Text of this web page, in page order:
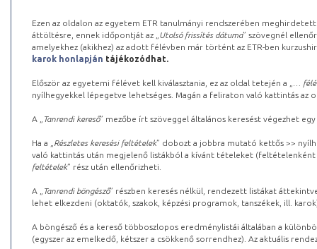
Ezen az oldalon az egyetem ETR tanulmányi rendszerében
áttöltésre, ennek időpontját az „ Utolsó frissítés dátuma” szövegnél
amelyekhez (akikhez) az adott félévben már történt az ETR-ben
karok honlapján tájékozódhat.
Először az egyetemi félévet kell kiválasztania, ez az oldal tetején a „
…
nyílhegyekkel lépegetve lehetséges. Magán a feliraton való kattintás az
A „ Tanrendi kereső” mezőbe írt szöveggel általános keresést végezhet
Ha a „ Részletes keresési feltételek” dobozt a jobbra mutató kettős >>
való kattintás után megjelenő listákból a kívánt tételeket (feltételenként
feltételek” rész után ellenőrizheti.
A „ Tanrendi böngésző” részben keresés nélkül, rendezett listákat
lehet elkezdeni (oktatók, szakok, képzési programok, tanszékek, ill.
A böngésző és a kereső többoszlopos eredménylistái általában a
(egyszer az emelkedő, kétszer a csökkenő sorrendhez). Az aktuális